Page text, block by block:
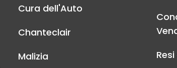
Cura dell'Auto
Chanteclair
Malizia